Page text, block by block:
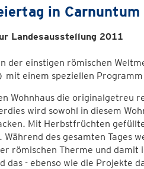
in Carnuntum
Landesausstellung 2011
der einstigen römischen
einem speziellen
Wohnhaus die originalgetreu
wird sowohl in diesem
Mit Herbstfrüchten
des gesamten Tages
römischen Therme und damit
- ebenso wie die Projekte